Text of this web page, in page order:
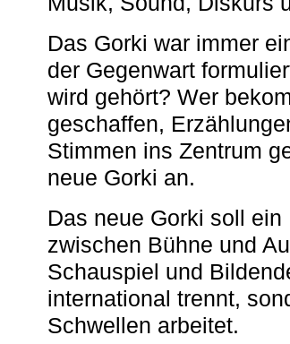
Das Gorki war immer
der Gegenwart
wird gehört? Wer
geschaffen,
Stimmen ins Zentrum
neue Gorki an.
Das neue Gorki soll
zwischen Bühne und
Schauspiel und
international trennt,
Schwellen arbeitet.